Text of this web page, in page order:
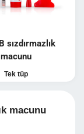
sızdırmazlık
macunu
Tek tüp
macunu